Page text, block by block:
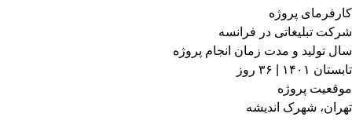
کارفرمای پروژه
شرکت تبلیغاتی در فرانسه
سال تولید و مدت زمان انجام پروژه
تابستان ۱۴۰۱ | ۳۶ روز
موقعیت پروژه
تهران، شهرک اندیشه